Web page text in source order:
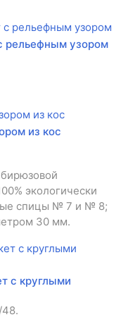
рельефным узором
из кос
экологически
спицы № 7 и № 8;
30 мм.
с круглыми